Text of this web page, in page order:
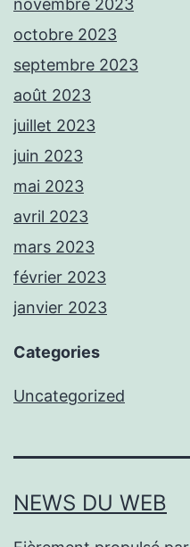
novembre 2023
octobre 2023
septembre 2023
août 2023
juillet 2023
juin 2023
mai 2023
avril 2023
mars 2023
février 2023
janvier 2023
Categories
Uncategorized
NEWS DU WEB